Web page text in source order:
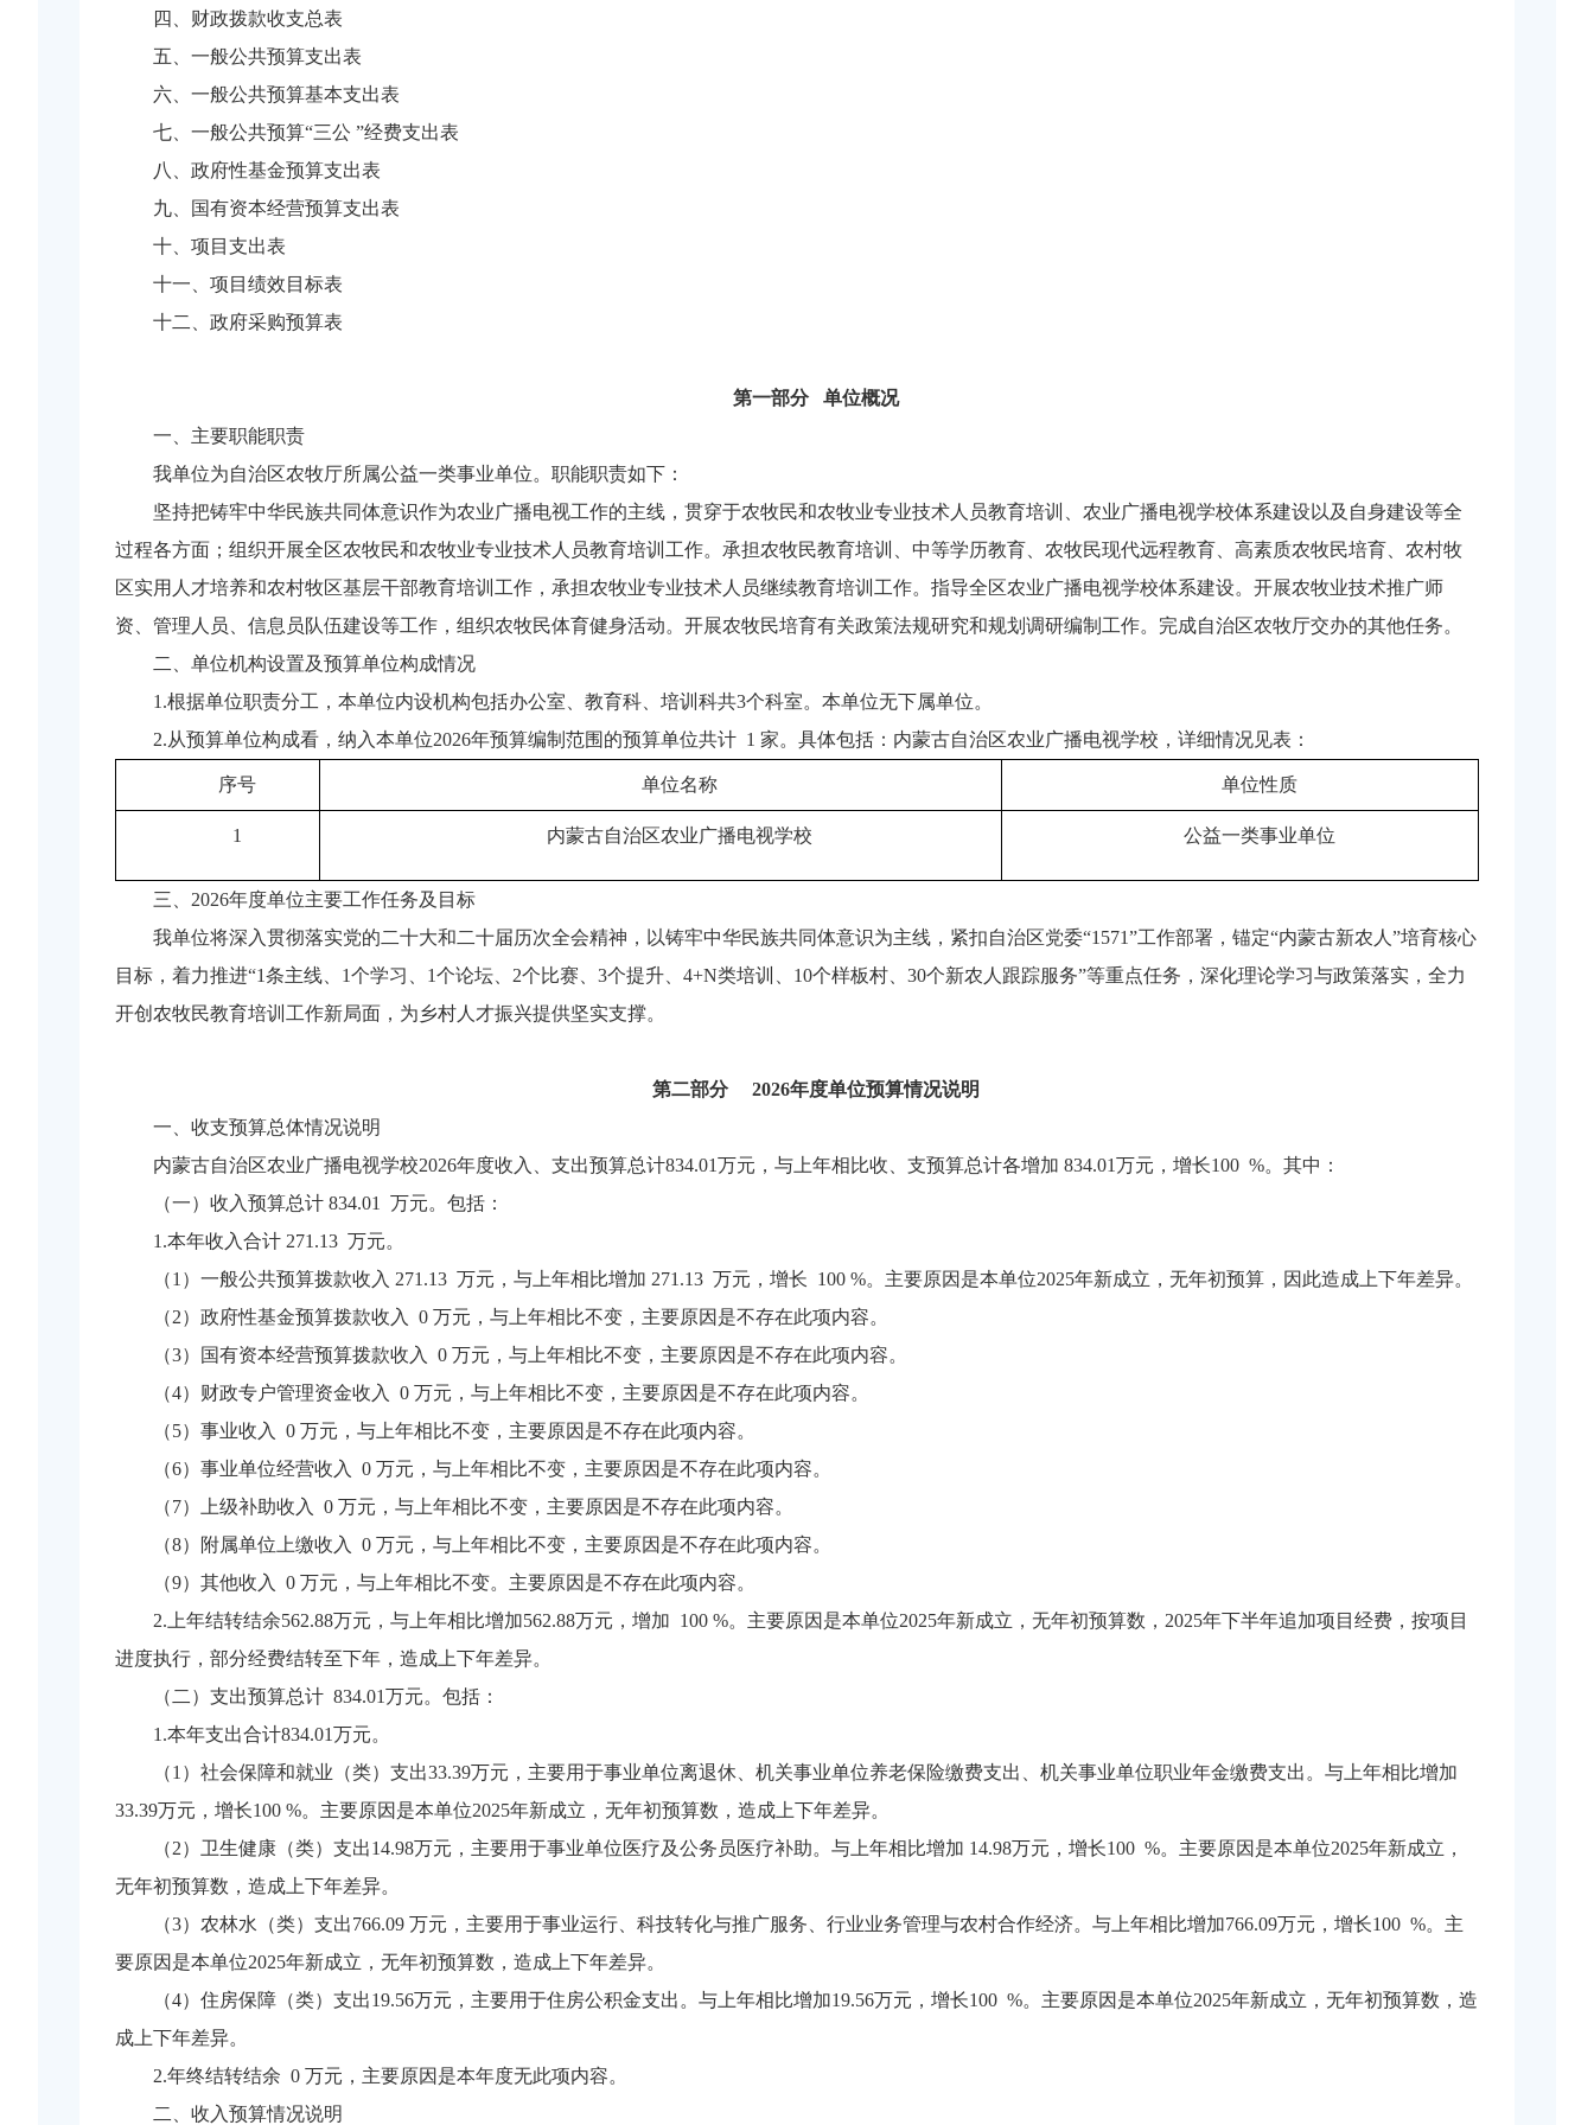
四、财政拨款收支总表
五、一般公共预算支出表
六、一般公共预算基本支出表
七、一般公共预算“三公 ”经费支出表
八、政府性基金预算支出表
九、国有资本经营预算支出表
十、项目支出表
十一、项目绩效目标表
十二、政府采购预算表
第一部分 单位概况
一、主要职能职责
我单位为自治区农牧厅所属公益一类事业单位。职能职责如下：
坚持把铸牢中华民族共同体意识作为农业广播电视工作的主线，贯穿于农牧民和农牧业专业技术人员教育培训、农业广播电视学校体系建设以及自身建设等全
过程各方面；组织开展全区农牧民和农牧业专业技术人员教育培训工作。承担农牧民教育培训、中等学历教育、农牧民现代远程教育、高素质农牧民培育、农村牧
区实用人才培养和农村牧区基层干部教育培训工作，承担农牧业专业技术人员继续教育培训工作。指导全区农业广播电视学校体系建设。开展农牧业技术推广师
资、管理人员、信息员队伍建设等工作，组织农牧民体育健身活动。开展农牧民培育有关政策法规研究和规划调研编制工作。完成自治区农牧厅交办的其他任务。
二、单位机构设置及预算单位构成情况
1.根据单位职责分工，本单位内设机构包括办公室、教育科、培训科共3个科室。本单位无下属单位。
2.从预算单位构成看，纳入本单位2026年预算编制范围的预算单位共计 1 家。具体包括：内蒙古自治区农业广播电视学校，详细情况见表：
序号 单位名称 单位性质
1 内蒙古自治区农业广播电视学校 公益一类事业单位
三、2026年度单位主要工作任务及目标
我单位将深入贯彻落实党的二十大和二十届历次全会精神，以铸牢中华民族共同体意识为主线，紧扣自治区党委“1571”工作部署，锚定“内蒙古新农人”培育核心
目标，着力推进“1条主线、1个学习、1个论坛、2个比赛、3个提升、4+N类培训、10个样板村、30个新农人跟踪服务”等重点任务，深化理论学习与政策落实，全力
开创农牧民教育培训工作新局面，为乡村人才振兴提供坚实支撑。
第二部分 2026年度单位预算情况说明
一、收支预算总体情况说明
内蒙古自治区农业广播电视学校2026年度收入、支出预算总计834.01万元，与上年相比收、支预算总计各增加 834.01万元，增长100 %。其中：
（一）收入预算总计 834.01 万元。包括：
1.本年收入合计 271.13 万元。
（1）一般公共预算拨款收入 271.13 万元，与上年相比增加 271.13 万元，增长 100 %。主要原因是本单位2025年新成立，无年初预算，因此造成上下年差异。
（2）政府性基金预算拨款收入 0 万元，与上年相比不变，主要原因是不存在此项内容。
（3）国有资本经营预算拨款收入 0 万元，与上年相比不变，主要原因是不存在此项内容。
（4）财政专户管理资金收入 0 万元，与上年相比不变，主要原因是不存在此项内容。
（5）事业收入 0 万元，与上年相比不变，主要原因是不存在此项内容。
（6）事业单位经营收入 0 万元，与上年相比不变，主要原因是不存在此项内容。
（7）上级补助收入 0 万元，与上年相比不变，主要原因是不存在此项内容。
（8）附属单位上缴收入 0 万元，与上年相比不变，主要原因是不存在此项内容。
（9）其他收入 0 万元，与上年相比不变。主要原因是不存在此项内容。
2.上年结转结余562.88万元，与上年相比增加562.88万元，增加 100 %。主要原因是本单位2025年新成立，无年初预算数，2025年下半年追加项目经费，按项目
进度执行，部分经费结转至下年，造成上下年差异。
（二）支出预算总计 834.01万元。包括：
1.本年支出合计834.01万元。
（1）社会保障和就业（类）支出33.39万元，主要用于事业单位离退休、机关事业单位养老保险缴费支出、机关事业单位职业年金缴费支出。与上年相比增加
33.39万元，增长100 %。主要原因是本单位2025年新成立，无年初预算数，造成上下年差异。
（2）卫生健康（类）支出14.98万元，主要用于事业单位医疗及公务员医疗补助。与上年相比增加 14.98万元，增长100 %。主要原因是本单位2025年新成立，
无年初预算数，造成上下年差异。
（3）农林水（类）支出766.09 万元，主要用于事业运行、科技转化与推广服务、行业业务管理与农村合作经济。与上年相比增加766.09万元，增长100 %。主
要原因是本单位2025年新成立，无年初预算数，造成上下年差异。
（4）住房保障（类）支出19.56万元，主要用于住房公积金支出。与上年相比增加19.56万元，增长100 %。主要原因是本单位2025年新成立，无年初预算数，造
成上下年差异。
2.年终结转结余 0 万元，主要原因是本年度无此项内容。
二、收入预算情况说明